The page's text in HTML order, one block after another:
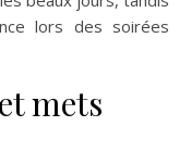
lors des soirées
mets